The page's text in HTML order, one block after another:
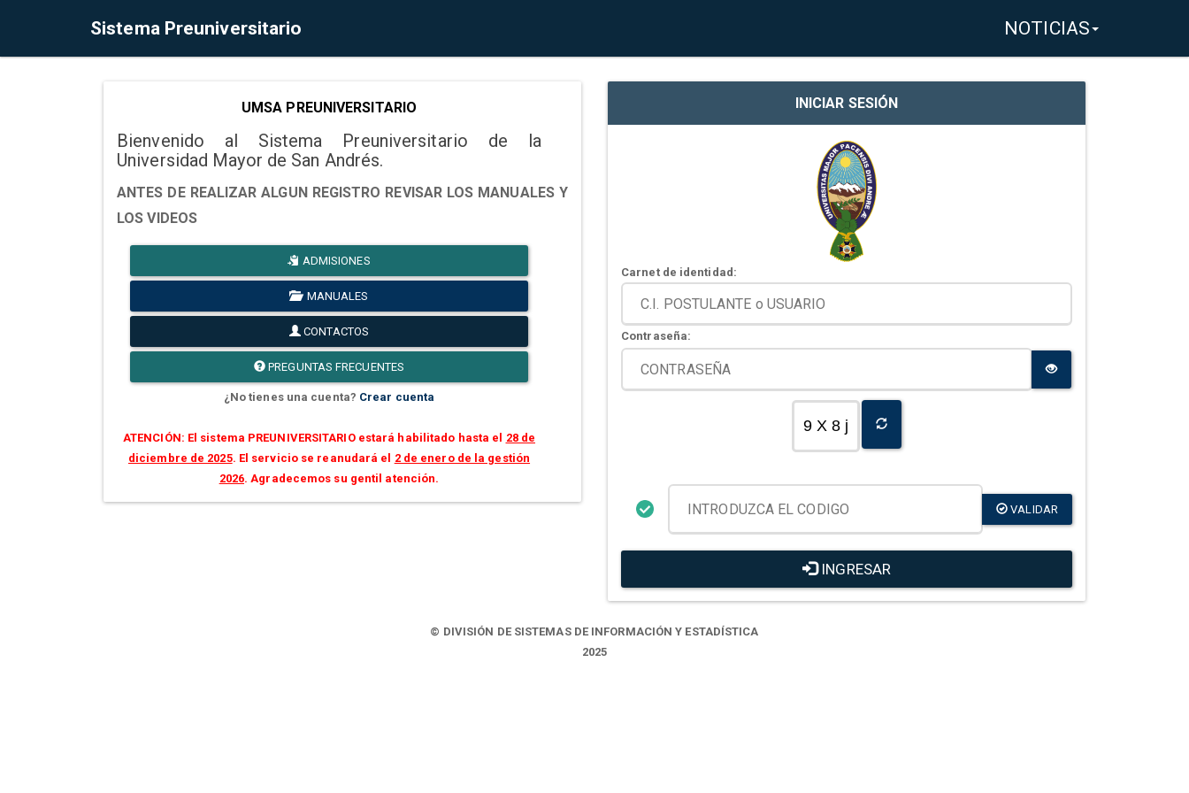
Sistema Preuniversitario NOTICIAS
UMSA PREUNIVERSITARIO
Bienvenido al Sistema Preuniversitario de la
Universidad Mayor de San Andrés.
ANTES DE REALIZAR ALGUN REGISTRO REVISAR LOS MANUALES Y
LOS VIDEOS
ADMISIONES
MANUALES
CONTACTOS
PREGUNTAS FRECUENTES
¿No tienes una cuenta? Crear cuenta
ATENCIÓN: El sistema PREUNIVERSITARIO estará habilitado hasta el 28 de
diciembre de 2025. El servicio se reanudará el 2 de enero de la gestión
2026. Agradecemos su gentil atención.
INICIAR SESIÓN
Carnet de identidad:
Contraseña:
9 X 8 j
VALIDAR
INGRESAR
© DIVISIÓN DE SISTEMAS DE INFORMACIÓN Y ESTADÍSTICA
2025